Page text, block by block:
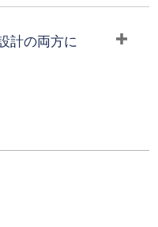
計の両方に